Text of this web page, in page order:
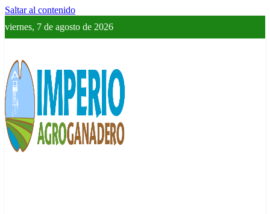
Saltar al contenido
viernes, 7 de agosto de 2026